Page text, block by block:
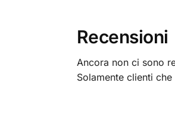
Recensioni
Ancora non ci sono
Solamente clienti